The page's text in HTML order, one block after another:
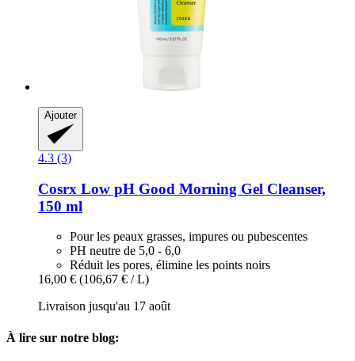
Ajouter
4.3 (3)
Cosrx Low pH Good Morning Gel Cleanser,
150 ml
Pour les peaux grasses, impures ou pubescentes
PH neutre de 5,0 - 6,0
Réduit les pores, élimine les points noirs
16,00 € (106,67 € / L)
Livraison jusqu'au 17 août
À lire sur notre blog: